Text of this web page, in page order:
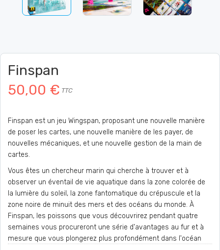
Finspan
50,00 € TTC
Finspan est un jeu Wingspan, proposant une nouvelle manière
de poser les cartes, une nouvelle manière de les payer, de
nouvelles mécaniques, et une nouvelle gestion de la main de
cartes.
Vous êtes un chercheur marin qui cherche à trouver et à
observer un éventail de vie aquatique dans la zone colorée de
la lumière du soleil, la zone fantomatique du crépuscule et la
zone noire de minuit des mers et des océans du monde. À
Finspan, les poissons que vous découvrirez pendant quatre
semaines vous procureront une série d'avantages au fur et à
mesure que vous plongerez plus profondément dans l'océan